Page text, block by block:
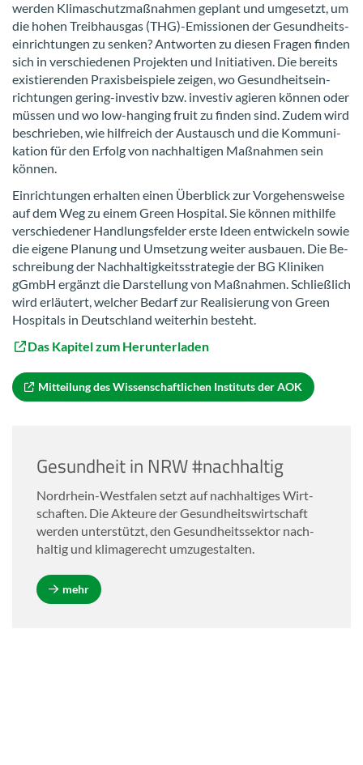
wer­den Kli­ma­schutz­maß­nah­men ge­plant und um­ge­setzt, um
die hohen Treib­haus­gas (THG)-​Emissionen der Ge­sund­heits­
ein­rich­tun­gen zu sen­ken? Ant­wor­ten zu die­sen Fra­gen fin­den
sich in ver­schie­de­nen Pro­jek­ten und In­itia­ti­ven. Die be­reits
exis­tie­ren­den Pra­xis­bei­spie­le zei­gen, wo Ge­sund­heits­ein­
rich­tun­gen gering-​investiv bzw. in­ves­tiv agie­ren kön­nen oder
müs­sen und wo low-​hanging fruit zu fin­den sind. Zudem wird
be­schrie­ben, wie hilf­reich der Aus­tausch und die Kom­mu­ni­
ka­ti­on für den Er­folg von nach­hal­ti­gen Maß­nah­men sein
kön­nen.
Ein­rich­tun­gen er­hal­ten einen Über­blick zur Vor­ge­hens­wei­se
auf dem Weg zu einem Green Hos­pi­tal. Sie kön­nen mit­hil­fe
ver­schie­de­ner Hand­lungs­fel­der erste Ideen ent­wi­ckeln sowie
die ei­ge­ne Pla­nung und Um­set­zung wei­ter aus­bau­en. Die Be­
schrei­bung der Nach­hal­tig­keits­stra­te­gie der BG Kli­ni­ken
gGmbH er­gänzt die Dar­stel­lung von Maß­nah­men. Schließ­lich
wird er­läu­tert, wel­cher Be­darf zur Rea­li­sie­rung von Green
Hos­pi­tals in Deutsch­land wei­ter­hin be­steht.
Das Ka­pi­tel zum Her­un­ter­la­den
Mit­tei­lung des Wis­sen­schaft­li­chen In­sti­tuts der AOK
Ge­sund­heit in NRW #nach­hal­tig
Nordrhein-​Westfalen setzt auf nach­hal­ti­ges Wirt­
schaf­ten. Die Ak­teu­re der Ge­sund­heits­wirt­schaft
wer­den un­ter­stützt, den Ge­sund­heits­sek­tor nach­
hal­tig und kli­ma­ge­recht um­zu­ge­stal­ten.
mehr